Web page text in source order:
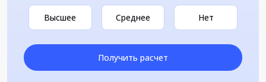
Высшее Среднее Нет
Получить расчет